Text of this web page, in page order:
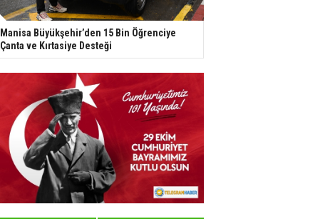
Manisa Büyükşehir’den 15 Bin Öğrenciye
Çanta ve Kırtasiye Desteği